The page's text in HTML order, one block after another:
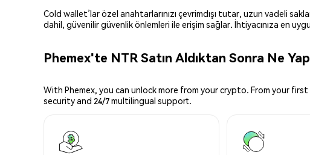
Cold wallet’lar özel anahtarlarınızı çevrimdışı tutar, uzun vadeli
dahil, güvenilir güvenlik önlemleri ile erişim sağlar. İhtiyacınıza en
Phemex'te NTR Satın Aldıktan Sonra Ne
With Phemex, you can unlock more from your crypto. From your
security and 24/7 multilingual support.